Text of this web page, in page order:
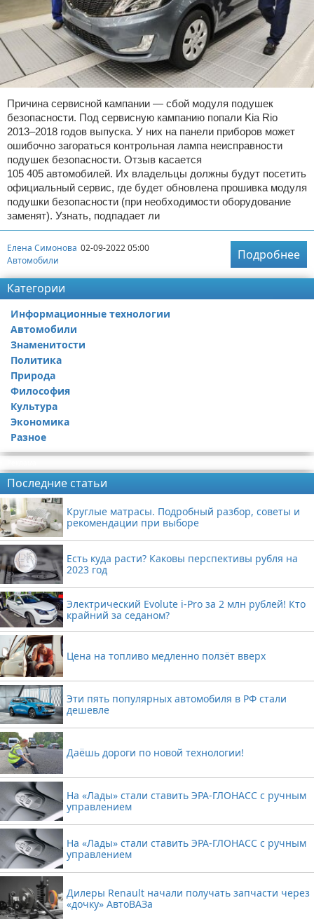
Причина сервисной кампании — сбой модуля подушек
безопасности. Под сервисную кампанию попали Kia Rio
2013–2018 годов выпуска. У них на панели приборов может
ошибочно загораться контрольная лампа неисправности
подушек безопасности. Отзыв касается
105 405 автомобилей. Их владельцы должны будут посетить
официальный сервис, где будет обновлена прошивка модуля
подушки безопасности (при необходимости оборудование
заменят). Узнать, подпадает ли
Елена Симонова 02-09-2022 05:00
Автомобили
Подробнее
Категории
Информационные технологии
Автомобили
Знаменитости
Политика
Природа
Философия
Культура
Экономика
Разное
Последние статьи
Круглые матрасы. Подробный разбор, советы и
рекомендации при выборе
Есть куда расти? Каковы перспективы рубля на
2023 год
Электрический Evolute i-Pro за 2 млн рублей! Кто
крайний за седаном?
Цена на топливо медленно ползёт вверх
Эти пять популярных автомобиля в РФ стали
дешевле
Даёшь дороги по новой технологии!
На «Лады» стали ставить ЭРА-ГЛОНАСС с ручным
управлением
На «Лады» стали ставить ЭРА-ГЛОНАСС с ручным
управлением
Дилеры Renault начали получать запчасти через
«дочку» АвтоВАЗа